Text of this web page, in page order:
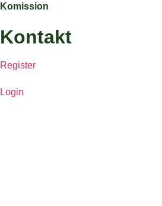
Komission
Kontakt
Register
Login